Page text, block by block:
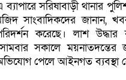
ব্যাপারে সরিষাবাড়ী থানার
সাংবাদিকদের জানান,
করেছে। লাশ
সকালে ময়নাতদন্তের
পেলে আইনগত ব্যবস্থা